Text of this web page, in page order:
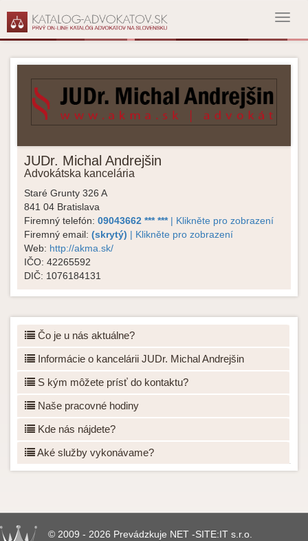
JUDr. Michal Andrejšin
Advokátska kancelária
Staré Grunty 326 A
841 04 Bratislava
Firemný telefón: 09043662 *** ***| Klikněte pro zobrazení
Firemný email: (skrytý) | Klikněte pro zobrazení
Web: http://akma.sk/
IČO: 42265592
DIČ: 1076184131
Čo je u nás aktuálne?
Informácie o kancelárii JUDr. Michal Andrejšin
S kým môžete prísť do kontaktu?
Naše pracovné hodiny
Kde nás nájdete?
Aké služby vykonávame?
© 2009 - 2026 Prevádzkuje NET -SITE:IT s.r.o.